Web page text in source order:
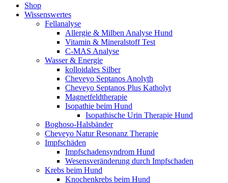
Shop
Wissenswertes
Fellanalyse
Allergie & Milben Analyse Hund
Vitamin & Mineralstoff Test
C-MAS Analyse
Wasser & Energie
kolloidales Silber
Cheveyo Septanos Anolyth
Cheveyo Septanos Plus Katholyt
Magnetfeldtherapie
Isopathie beim Hund
Isopathische Urin Therapie Hund
Boghoso-Halsbänder
Cheveyo Natur Resonanz Therapie
Impfschäden
Impfschadensyndrom Hund
Wesensveränderung durch Impfschaden
Krebs beim Hund
Knochenkrebs beim Hund